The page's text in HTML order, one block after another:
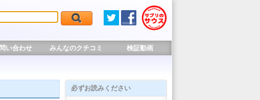
い合わせ みんなのクチコミ 検証動画
必ずお読みください